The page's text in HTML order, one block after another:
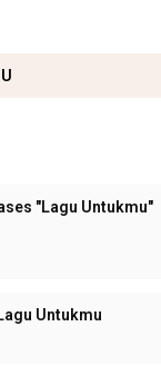
"Lagu Untukmu"
Untukmu